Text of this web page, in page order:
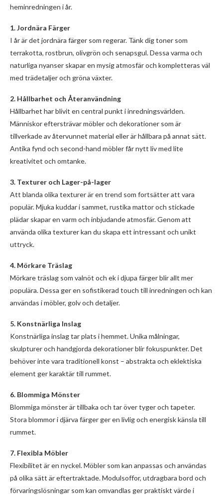
heminredningen i år.
1. Jordnära Färger
I år är det jordnära färger som regerar. Tänk dig toner som
terrakotta, rostbrun, olivgrön och senapsgul. Dessa varma och
naturliga nyanser skapar en mysig atmosfär och kompletteras väl
med trädetaljer och gröna växter.
2. Hållbarhet och Återanvändning
Hållbarhet har blivit en central punkt i inredningsvärlden.
Människor eftersträvar möbler och dekorationer som är
tillverkade av återvunnet material eller är hållbara på annat sätt.
Antika fynd och second-hand möbler får nytt liv med lite
kreativitet och omtanke.
3. Texturer och Lager-på-lager
Att blanda olika texturer är en trend som fortsätter att vara
populär. Mjuka kuddar i sammet, rustika mattor och stickade
plädar skapar en varm och inbjudande atmosfär. Genom att
använda olika texturer kan du skapa ett intressant och unikt
uttryck.
4. Mörkare Träslag
Mörkare träslag som valnöt och ek i djupa färger blir allt mer
populära. Dessa ger en sofistikerad touch till inredningen och kan
användas i möbler, golv och detaljer.
5. Konstnärliga Inslag
Konstnärliga inslag tar plats i hemmet. Unika målningar,
skulpturer och handgjorda dekorationer blir fokuspunkter. Det
behöver inte vara traditionell konst – abstrakta och eklektiska
element ger karaktär till rummet.
6. Blommiga Mönster
Blommiga mönster är tillbaka och tar över tyger och tapeter.
Stora blommor i djärva färger ger en livlig och energisk känsla till
rummet.
7. Flexibla Möbler
Flexibilitet är en nyckel. Möbler som kan anpassas och användas
på olika sätt är eftertraktade. Modulsoffor, utdragbara bord och
förvaringslösningar som kan omvandlas ger praktiskt värde i